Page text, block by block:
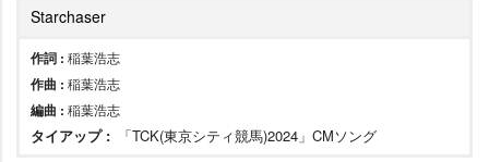
Starchaser
作詞 : 稲葉浩志
作曲 : 稲葉浩志
編曲 : 稲葉浩志
タイアップ : 「TCK(東京シティ競馬)2024」CMソング